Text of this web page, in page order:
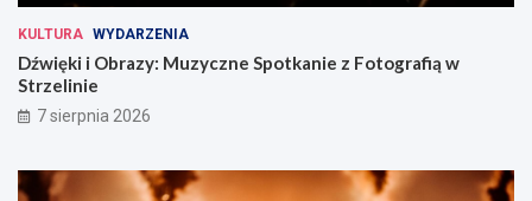
KULTURA WYDARZENIA
Dźwięki i Obrazy: Muzyczne Spotkanie z Fotografią w
Strzelinie
7 sierpnia 2026